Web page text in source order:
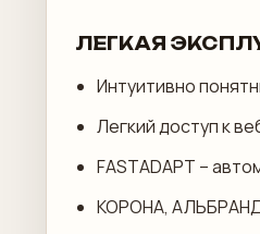
ЛЕГКАЯ
Интуитивно
Легкий доступ к
FASTADAPT –
КОРОНА,